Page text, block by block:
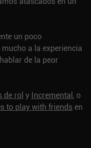
un poco
a la experiencia
de la peor
de rol y Incremental, o
to play with friends en